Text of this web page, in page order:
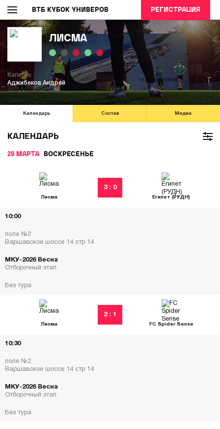
ВТБ КУБОК УНИВЕРОВ РЕГИСТРАЦИЯ
ЛИСМА
Капитан:
Аджибеков Андрей
Календарь Состав Медиа
КАЛЕНДАРЬ
29 МАРТА ВОСКРЕСЕНЬЕ
10:00
поле №2
Варшавское шоссе 14 стр 14
Без тура
Лисма
3 : 0
Египет (РУДН)
МКУ-2026 Весна
Отборочный этап
10:30
поле №2
Варшавское шоссе 14 стр 14
Без тура
Лисма
2 : 1
FC Spider Sense
МКУ-2026 Весна
Отборочный этап